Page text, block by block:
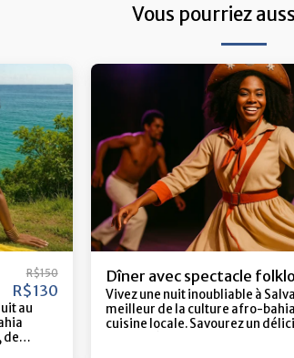
Vous pourriez
R$150
R$130
au
de
Dîner avec spectacle
Vivez une nuit inoubliable à
meilleur de la culture afro-
cuisine locale. Savourez un